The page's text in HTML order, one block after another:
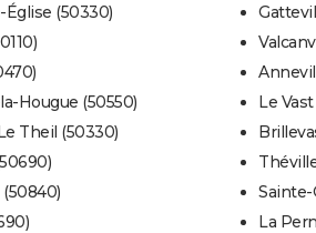
(50330)
Hougue (50550)
Theil (50330)
Le
Sainte-
La